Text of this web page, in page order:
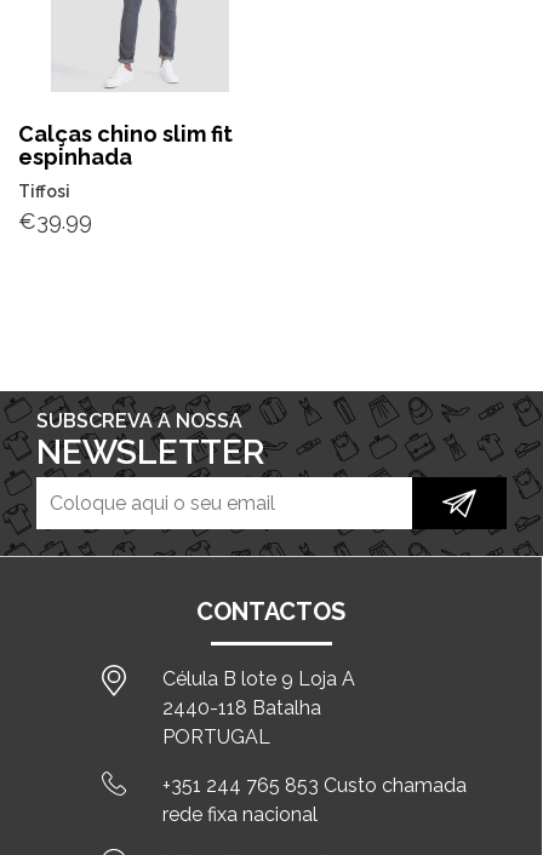
Calças chino slim fit
espinhada
Tiffosi
€39.99
SUBSCREVA A NOSSA
NEWSLETTER
CONTACTOS
Célula B lote 9 Loja A
2440-118 Batalha
PORTUGAL
+351 244 765 853 Custo chamada
rede fixa nacional